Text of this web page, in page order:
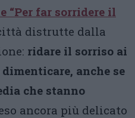
“Per far sorridere il
distrutte dalla
ridare il sorriso ai
anche se
che stanno
ancora più delicato